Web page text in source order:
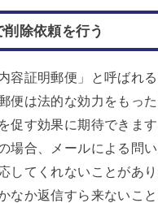
除依頼を行う
容証明郵便」と呼ばれ
便は法的な効力をもっ
促す効果に期待できま
場合、メールによる問
してくれないことがあ
なか返信すら来ないこ